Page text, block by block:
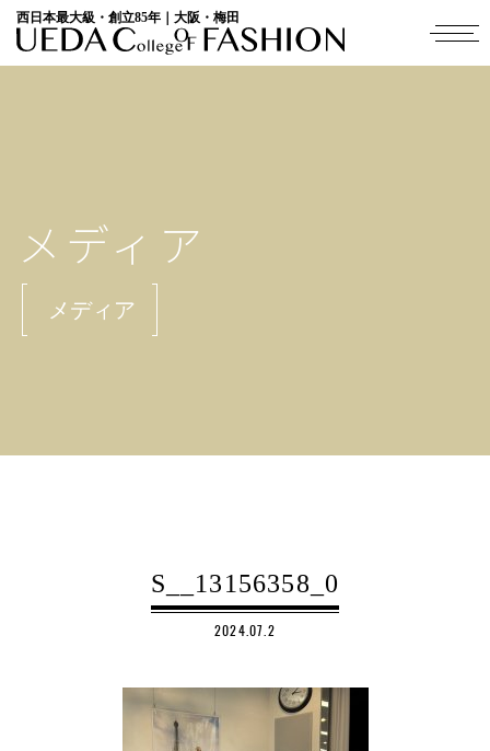
西日本最大級・創立85年｜大阪・梅田
メディア
メディア
S__13156358_0
2024.07.2